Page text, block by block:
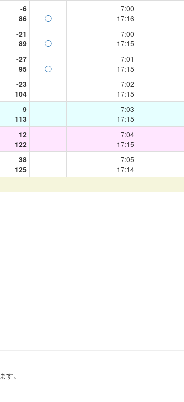
-6
86
◯
7:00
17:16
-21
89
◯
7:00
17:15
-27
95
◯
7:01
17:15
-23
104
7:02
17:15
-9
113
7:03
17:15
12
122
7:04
17:15
38
125
7:05
17:14
す。